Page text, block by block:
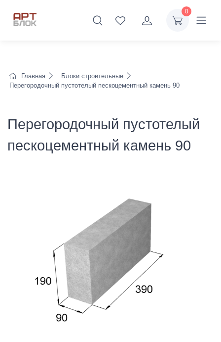
0
Главная
Блоки строительные
Перегородочный пустотелый пескоцементный камень 90
Перегородочный пустотелый
пескоцементный камень 90